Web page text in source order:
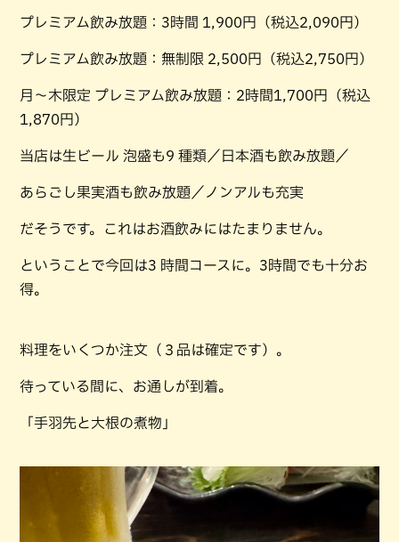
プレミアム飲み放題：3時間 1,900円（税込2,090円）
プレミアム飲み放題：無制限 2,500円（税込2,750円）
月〜木限定 プレミアム飲み放題：2時間1,700円（税込
1,870円）
当店は生ビール 泡盛も9 種類／日本酒も飲み放題／
あらごし果実酒も飲み放題／ノンアルも充実
だそうです。これはお酒飲みにはたまりません。
ということで今回は3 時間コースに。3時間でも十分お
得。
料理をいくつか注文（３品は確定です）。
待っている間に、お通しが到着。
「手羽先と大根の煮物」